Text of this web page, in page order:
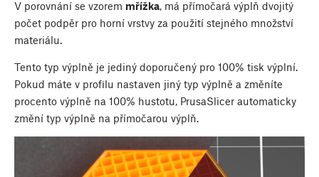
V porovnání se vzorem mřížka, má přímočará výplň dvojitý
počet podpěr pro horní vrstvy za použití stejného množství
materiálu.
Tento typ výplně je jediný doporučený pro 100% tisk výplní.
Pokud máte v profilu nastaven jiný typ výplně a změníte
procento výplně na 100% hustotu, PrusaSlicer automaticky
změní typ výplně na přímočarou výplň.